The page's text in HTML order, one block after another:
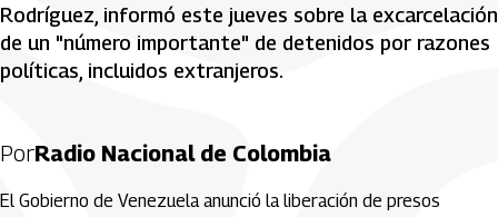
Rodríguez, informó este jueves sobre la excarcelación
de un "número importante" de detenidos por razones
políticas, incluidos extranjeros.
PorRadio Nacional de Colombia
El Gobierno de Venezuela anunció la liberación de presos